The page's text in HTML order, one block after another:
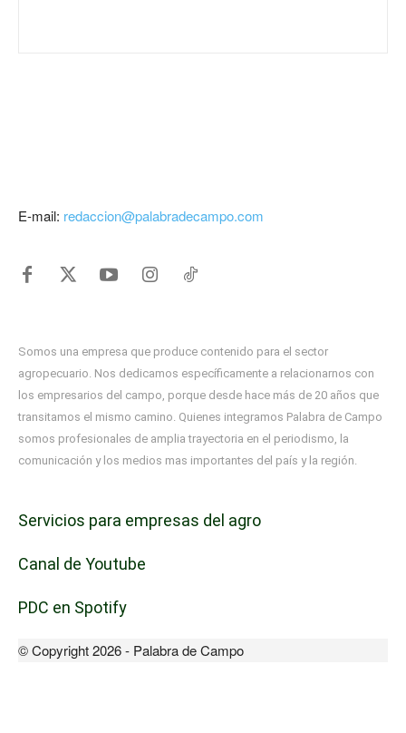
E-mail: redaccion@palabradecampo.com
Somos una empresa que produce contenido para el sector
agropecuario. Nos dedicamos específicamente a relacionarnos con
los empresarios del campo, porque desde hace más de 20 años que
transitamos el mismo camino. Quienes integramos Palabra de Campo
somos profesionales de amplia trayectoria en el periodismo, la
comunicación y los medios mas importantes del país y la región.
Servicios para empresas del agro
Canal de Youtube
PDC en Spotify
© Copyright 2026 - Palabra de Campo